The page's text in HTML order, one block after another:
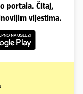
portala. Čitaj,
vijestima.